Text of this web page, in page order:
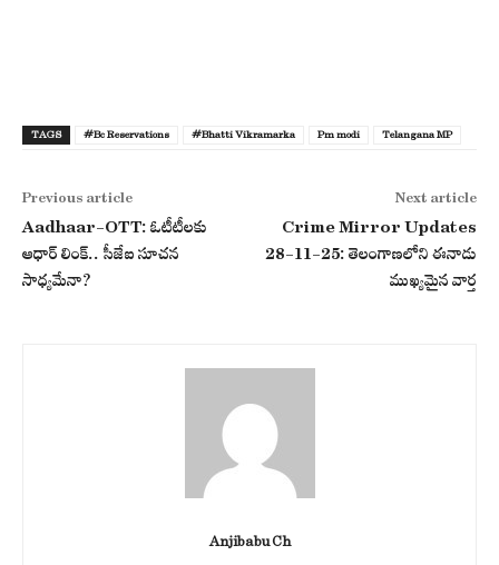
TAGS #Bc Reservations #Bhatti Vikramarka Pm modi Telangana MP
Previous article
Aadhaar-OTT: ఓటీటీలకు
ఆధార్ లింక్.. సీజేఐ సూచన
సాధ్యమేనా?
Next article
Crime Mirror Updates
28-11-25: తెలంగాణలోని ఈనాడు
ముఖ్యమైన వార్త
Anjibabu Ch